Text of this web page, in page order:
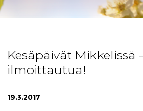
Kesäpäivät Mikkelissä
ilmoittautua!
19.3.2017